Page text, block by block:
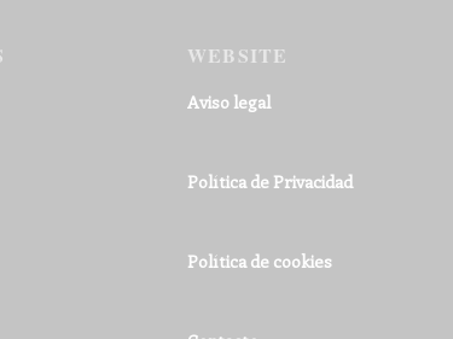
WEBSITE
Aviso legal
Política de Privacidad
Política de cookies